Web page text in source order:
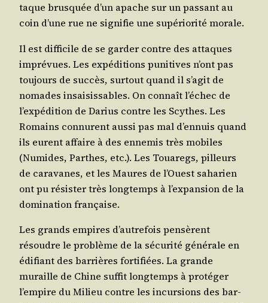
taque brus­quée d’un apache sur un pas­sant au
coin d’une rue ne signi­fie une supé­rio­ri­té morale.
Il est dif­fi­cile de se gar­der contre des attaques
impré­vues. Les expé­di­tions puni­tives n’ont pas
tou­jours de suc­cès, sur­tout quand il s’a­git de
nomades insai­sis­sables. On connaît l’é­chec de
l’ex­pé­di­tion de Darius contre les Scythes. Les
Romains connurent aus­si pas mal d’en­nuis quand
ils eurent affaire à des enne­mis très mobiles
(Numides, Parthes, etc.). Les Toua­regs, pilleurs
de cara­vanes, et les Maures de l’Ouest saha­rien
ont pu résis­ter très long­temps à l’ex­pan­sion de la
domi­na­tion française.
Les grands empires d’au­tre­fois pen­sèrent
résoudre le pro­blème de la sécu­ri­té géné­rale en
édi­fiant des bar­rières for­ti­fiées. La grande
muraille de Chine suf­fit long­temps à pro­té­ger
l’empire du Milieu contre les incur­sions des bar­